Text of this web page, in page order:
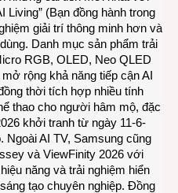
nhìn
2026
Living” (Bạn đồng hành trong
giải trí thông minh hơn và
Danh mục sản phẩm trải
RGB, OLED, Neo QLED
rộng khả năng tiếp cận AI
thời tích hợp nhiều tính
thao cho người hâm mộ, đặc
khởi tranh từ ngày 11-6-
Ngoài AI TV, Samsung cũng
và ViewFinity 2026 với
năng và trải nghiệm hiển
tạo chuyên nghiệp. Đồng